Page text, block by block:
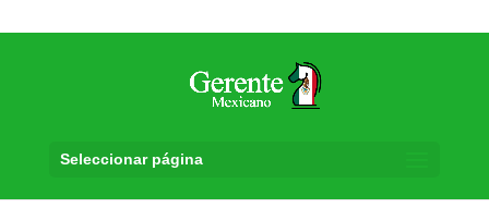
Seleccionar página